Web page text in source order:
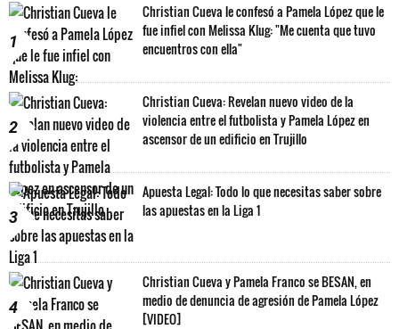
1
Christian Cueva le confesó a Pamela López que le
fue infiel con Melissa Klug: "Me cuenta que tuvo
encuentros con ella"
2
Christian Cueva: Revelan nuevo video de la
violencia entre el futbolista y Pamela López en
ascensor de un edificio en Trujillo
3
Apuesta Legal: Todo lo que necesitas saber sobre
las apuestas en la Liga 1
4
Christian Cueva y Pamela Franco se BESAN, en
medio de denuncia de agresión de Pamela López
[VIDEO]